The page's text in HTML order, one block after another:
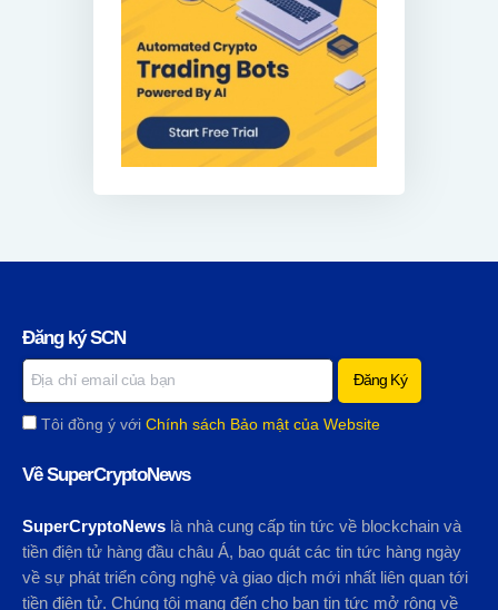
Đăng ký SCN
Tôi đồng ý với Chính sách Bảo mật của Website
Về SuperCryptoNews
SuperCryptoNews là nhà cung cấp tin tức về blockchain và
tiền điện tử hàng đầu châu Á, bao quát các tin tức hàng ngày
về sự phát triển công nghệ và giao dịch mới nhất liên quan tới
tiền điện tử. Chúng tôi mang đến cho bạn tin tức mở rộng về